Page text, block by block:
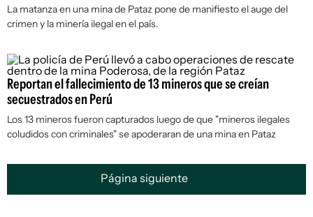
La matanza en una mina de Pataz pone de manifiesto el auge del
crimen y la minería ilegal en el país.
Reportan el fallecimiento de 13 mineros que se creían
secuestrados en Perú
Los 13 mineros fueron capturados luego de que "mineros ilegales
coludidos con criminales" se apoderaran de una mina en Pataz
Página siguiente